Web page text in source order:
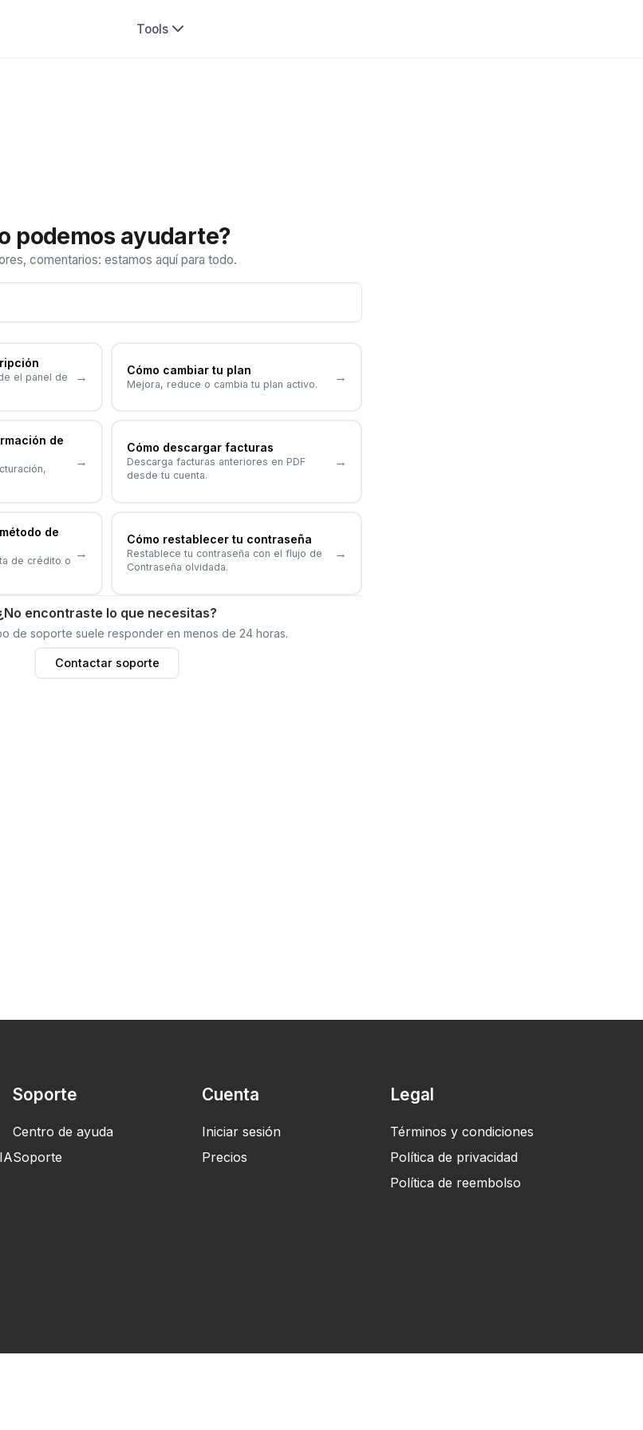
Tools
podemos ayudarte?
comentarios: estamos aquí para todo.
el panel de
→ Cómo cambiar tu plan
Mejora, reduce o cambia tu plan activo. →
de
→
Cómo descargar facturas
Descarga facturas anteriores en PDF
desde tu cuenta.
→
de
de crédito o →
Cómo restablecer tu contraseña
Restablece tu contraseña con el flujo de
Contraseña olvidada.
→
encontraste lo que necesitas?
de soporte suele responder en menos de 24 horas.
Contactar soporte
Soporte
Centro de ayuda
Soporte
Cuenta
Iniciar sesión
Precios
Legal
Términos y condiciones
Política de privacidad
Política de reembolso